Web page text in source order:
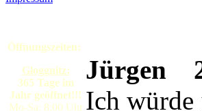
Öffnungszeiten:
Gloggnitz:
365 Tage im
Jahr geöffnet!!!
Mo-Sa: 8:00 Uhr
Jürgen
Ich